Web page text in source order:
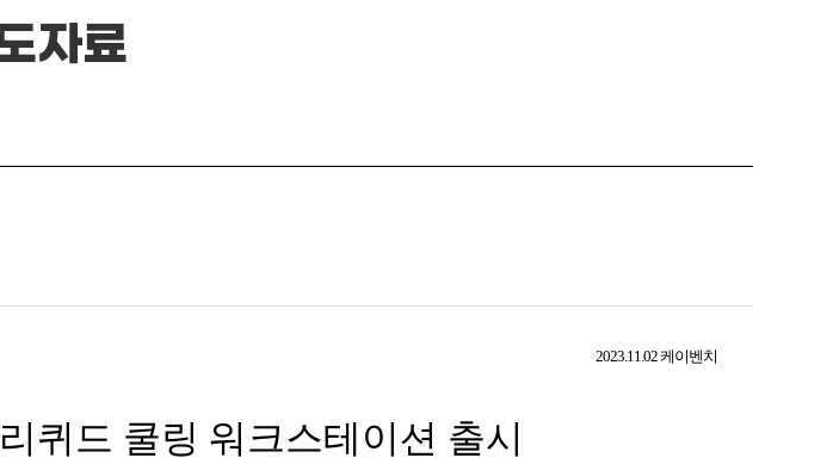
자료
2023.11.02 케이벤치
퀴드 쿨링 워크스테이션 출시